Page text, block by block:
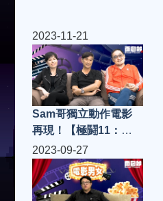
2023-11-21
Sam哥獨立動作電影
再現！【極鬪11：零
下八度】再次挑戰科
幻、警匪、槍戰題
材！|電影男女 S4(第
19集)
2023-09-27